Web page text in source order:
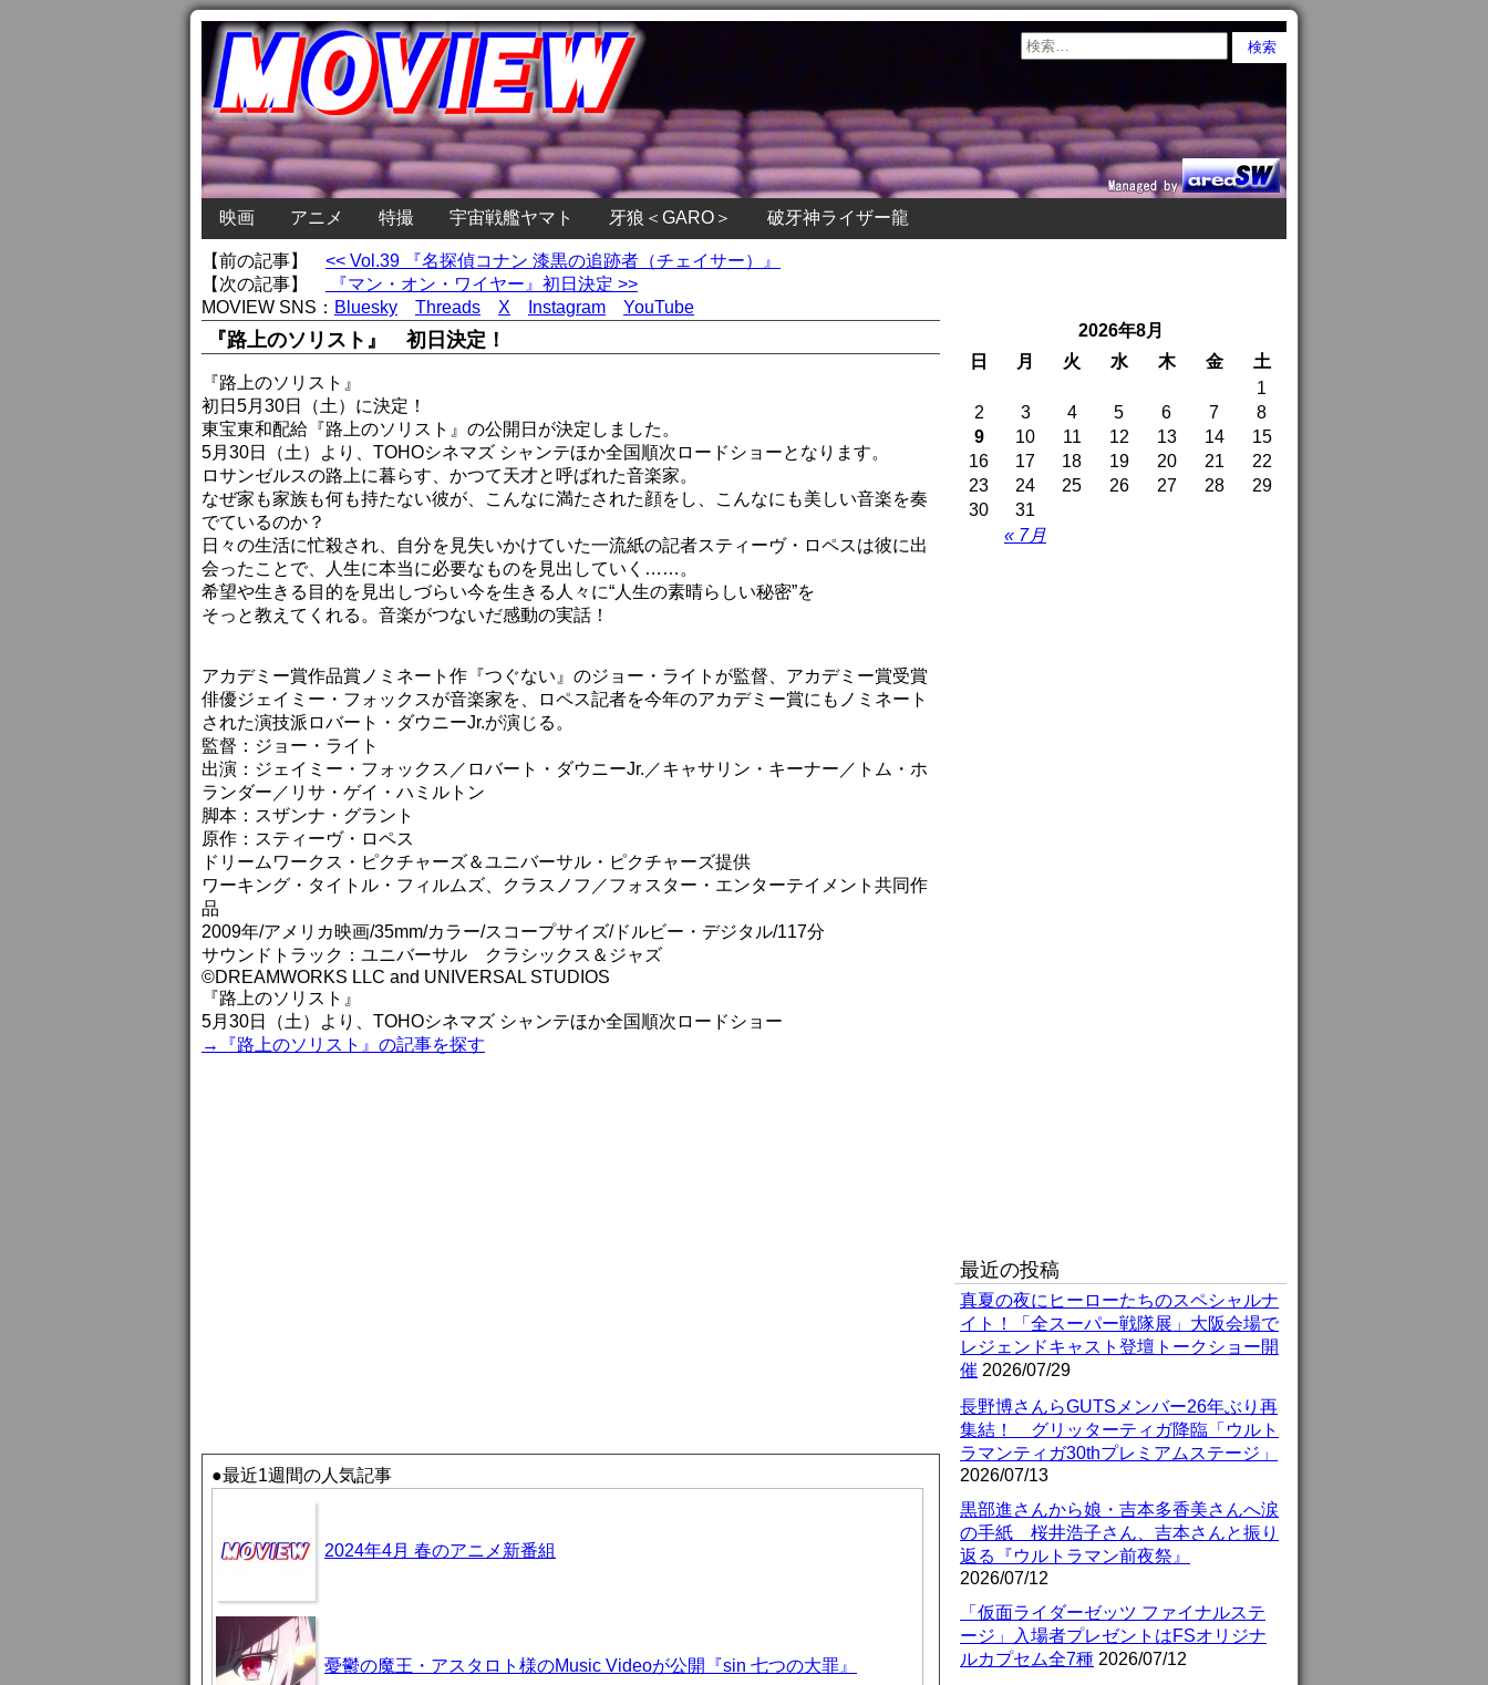
映画 アニメ 特撮 宇宙戦艦ヤマト 牙狼＜GARO＞ 破牙神ライザー龍
【前の記事】 << Vol.39 『名探偵コナン 漆黒の追跡者（チェイサー）』
【次の記事】
『マン・オン・ワイヤー』初日決定 >>
MOVIEW SNS： Bluesky Threads X Instagram YouTube
『路上のソリスト』 初日決定！
『路上のソリスト』
初日5月30日（土）に決定！
東宝東和配給『路上のソリスト』の公開日が決定しました。
5月30日（土）より、TOHOシネマズ シャンテほか全国順次ロードショーとなります。
ロサンゼルスの路上に暮らす、かつて天才と呼ばれた音楽家。
なぜ家も家族も何も持たない彼が、こんなに満たされた顔をし、こんなにも美しい音楽を奏
でているのか？
日々の生活に忙殺され、自分を見失いかけていた一流紙の記者スティーヴ・ロペスは彼に出
会ったことで、人生に本当に必要なものを見出していく……。
希望や生きる目的を見出しづらい今を生きる人々に“人生の素晴らしい秘密”を
そっと教えてくれる。音楽がつないだ感動の実話！
アカデミー賞作品賞ノミネート作『つぐない』のジョー・ライトが監督、アカデミー賞受賞
俳優ジェイミー・フォックスが音楽家を、ロペス記者を今年のアカデミー賞にもノミネート
された演技派ロバート・ダウニーJr.が演じる。
監督：ジョー・ライト
出演：ジェイミー・フォックス／ロバート・ダウニーJr.／キャサリン・キーナー／トム・ホ
ランダー／リサ・ゲイ・ハミルトン
脚本：スザンナ・グラント
原作：スティーヴ・ロペス
ドリームワークス・ピクチャーズ＆ユニバーサル・ピクチャーズ提供
ワーキング・タイトル・フィルムズ、クラスノフ／フォスター・エンターテイメント共同作
品
2009年/アメリカ映画/35mm/カラー/スコープサイズ/ドルビー・デジタル/117分
サウンドトラック：ユニバーサル クラシックス＆ジャズ
©DREAMWORKS LLC and UNIVERSAL STUDIOS
『路上のソリスト』
5月30日（土）より、TOHOシネマズ シャンテほか全国順次ロードショー
→『路上のソリスト』の記事を探す
●最近1週間の人気記事
2024年4月 春のアニメ新番組
憂鬱の魔王・アスタロト様のMusic Videoが公開『sin 七つの大罪』
2026年8月
日
月 火 水 木 金 土
« 7月
1
2
3 4 5 6 7
8
9
10 11 12 13 14
15
16
17 18 19 20 21
22
23
24 25 26 27 28
29
30
31
最近の投稿
真夏の夜にヒーローたちのスペシャルナ
イト！「全スーパー戦隊展」大阪会場で
レジェンドキャスト登壇トークショー開
催 2026/07/29
長野博さんらGUTSメンバー26年ぶり再
集結！ グリッターティガ降臨「ウルト
ラマンティガ30thプレミアムステージ」
2026/07/13
黒部進さんから娘・吉本多香美さんへ涙
の手紙 桜井浩子さん、吉本さんと振り
返る『ウルトラマン前夜祭』
2026/07/12
「仮面ライダーゼッツ ファイナルステ
ージ」入場者プレゼントはFSオリジナ
ルカプセム全7種 2026/07/12